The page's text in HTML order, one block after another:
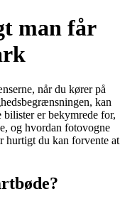
man får
når du kører på
kan
bilister er bekymrede for,
og hvordan fotovogne
hurtigt du kan forvente at